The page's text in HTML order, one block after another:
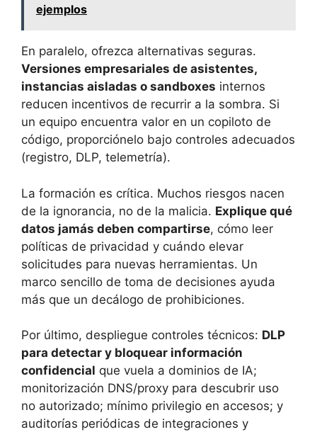
ejemplos
En paralelo, ofrezca alternativas seguras.
Versiones empresariales de asistentes,
instancias aisladas o sandboxes internos
reducen incentivos de recurrir a la sombra. Si
un equipo encuentra valor en un copiloto de
código, proporciónelo bajo controles adecuados
(registro, DLP, telemetría).
La formación es crítica. Muchos riesgos nacen
de la ignorancia, no de la malicia. Explique qué
datos jamás deben compartirse, cómo leer
políticas de privacidad y cuándo elevar
solicitudes para nuevas herramientas. Un
marco sencillo de toma de decisiones ayuda
más que un decálogo de prohibiciones.
Por último, despliegue controles técnicos: DLP
para detectar y bloquear información
confidencial que vuela a dominios de IA;
monitorización DNS/proxy para descubrir uso
no autorizado; mínimo privilegio en accesos; y
auditorías periódicas de integraciones y